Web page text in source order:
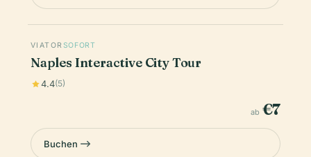
VIATOR SOFORT
Naples Interactive City Tour
4.4(5)
ab €7
Buchen